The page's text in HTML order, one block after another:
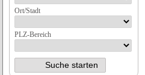
Ort/Stadt
PLZ-Bereich